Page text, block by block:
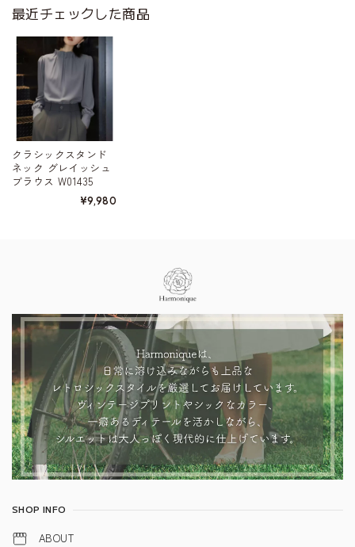
最近チェックした商品
クラシックスタンド
ネック グレイッシュ
ブラウス W01435
¥9,980
SHOP INFO
ABOUT